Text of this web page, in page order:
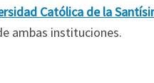
Católica de la
ambas instituciones.